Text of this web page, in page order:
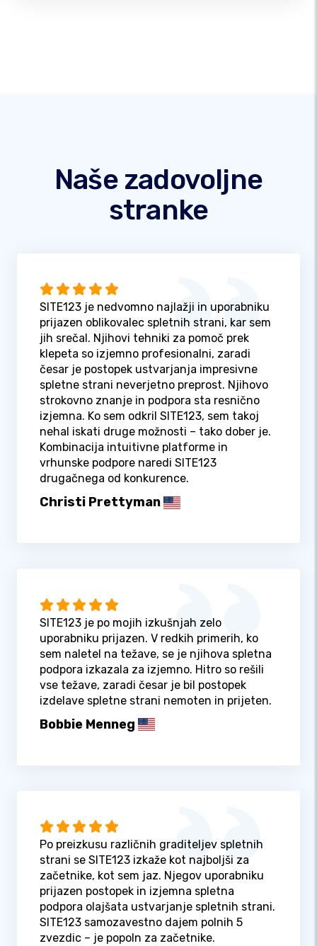
Naše zadovoljne
stranke
SITE123 je nedvomno najlažji in uporabniku
prijazen oblikovalec spletnih strani, kar sem
jih srečal. Njihovi tehniki za pomoč prek
klepeta so izjemno profesionalni, zaradi
česar je postopek ustvarjanja impresivne
spletne strani neverjetno preprost. Njihovo
strokovno znanje in podpora sta resnično
izjemna. Ko sem odkril SITE123, sem takoj
nehal iskati druge možnosti – tako dober je.
Kombinacija intuitivne platforme in
vrhunske podpore naredi SITE123
drugačnega od konkurence.
Christi Prettyman
SITE123 je po mojih izkušnjah zelo
uporabniku prijazen. V redkih primerih, ko
sem naletel na težave, se je njihova spletna
podpora izkazala za izjemno. Hitro so rešili
vse težave, zaradi česar je bil postopek
izdelave spletne strani nemoten in prijeten.
Bobbie Menneg
Po preizkusu različnih graditeljev spletnih
strani se SITE123 izkaže kot najboljši za
začetnike, kot sem jaz. Njegov uporabniku
prijazen postopek in izjemna spletna
podpora olajšata ustvarjanje spletnih strani.
SITE123 samozavestno dajem polnih 5
zvezdic – je popoln za začetnike.